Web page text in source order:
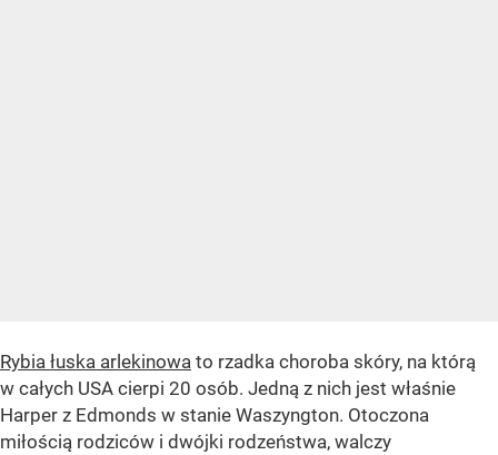
Rybia łuska arlekinowa to rzadka choroba skóry, na którą
w całych USA cierpi 20 osób. Jedną z nich jest właśnie
Harper z Edmonds w stanie Waszyngton. Otoczona
miłością rodziców i dwójki rodzeństwa, walczy